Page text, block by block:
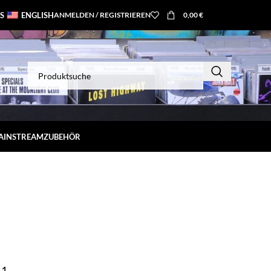
ENGLISHANMELDEN / REGISTRIEREN 0,00€
ZUBEHÖR